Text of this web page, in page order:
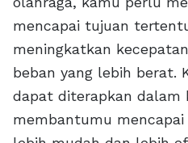
mencapai tujuan
meningkatkan
beban yang lebih berat.
dapat diterapkan dalam
membantumu